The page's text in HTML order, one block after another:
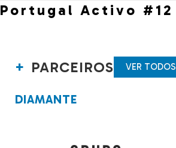
Portugal Activo #12
PARCEIROS VER TODOS
DIAMANTE